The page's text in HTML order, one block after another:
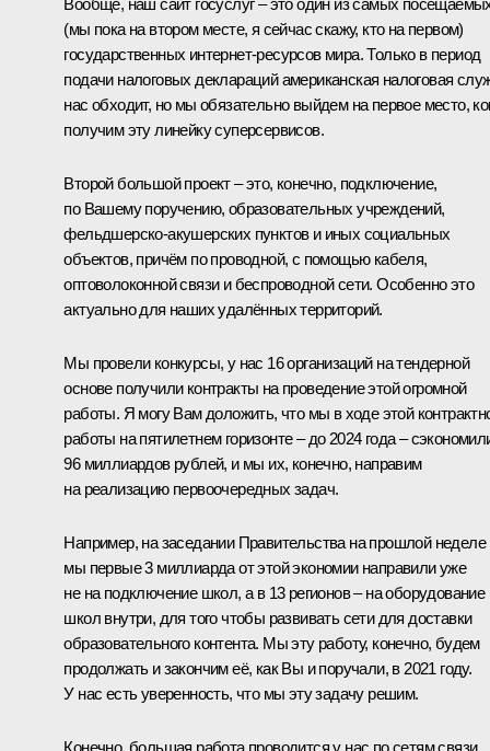
(мы пока на втором месте, я сейчас скажу, кто на первом)
государственных интернет-ресурсов мира. Только в период
подачи налоговых деклараций американская налоговая
нас обходит, но мы обязательно выйдем на первое место,
получим эту линейку суперсервисов.
Второй большой проект – это, конечно, подключение,
по Вашему поручению, образовательных учреждений,
фельдшерско-акушерских пунктов и иных социальных
объектов, причём по проводной, с помощью кабеля,
оптоволоконной связи и беспроводной сети. Особенно это
актуально для наших удалённых территорий.
Мы провели конкурсы, у нас 16 организаций на тендерной
основе получили контракты на проведение этой огромной
работы. Я могу Вам доложить, что мы в ходе этой
работы на пятилетнем горизонте – до 2024 года –
96 миллиардов рублей, и мы их, конечно, направим
на реализацию первоочередных задач.
Например, на заседании Правительства на прошлой неделе
мы первые 3 миллиарда от этой экономии направили уже
не на подключение школ, а в 13 регионов – на оборудование
школ внутри, для того чтобы развивать сети для доставки
образовательного контента. Мы эту работу, конечно, будем
продолжать и закончим её, как Вы и поручали, в 2021 году.
У нас есть уверенность, что мы эту задачу решим.
Конечно, большая работа проводится у нас по сетям связи